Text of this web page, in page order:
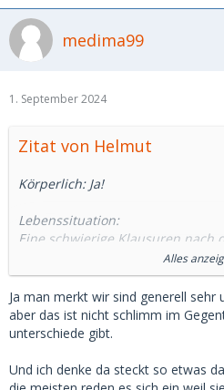
medima99
1. September 2024
Zitat von Helmut
Körperlich: Ja!
Lebenssituation:
Eine schwierige Klausuren nach
Werde ich es im Leben überhaupt
Warum verliebt sich die tolle
ich überhaupt jemanden?
Berufswahl bzw. was soll ich nur
Will ich wirklich ein Leben lang
Ich fand es als 19-jähriger nicht
mein Alter besser.
Alles
Ja man merkt wir sind generell sehr
aber das ist nicht schlimm im
unterschiede gibt.
Und ich denke da steckt so etwas